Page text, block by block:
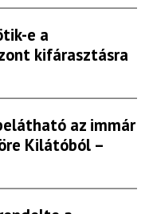
e a
kifárasztásra
az immár
Kilátóból –